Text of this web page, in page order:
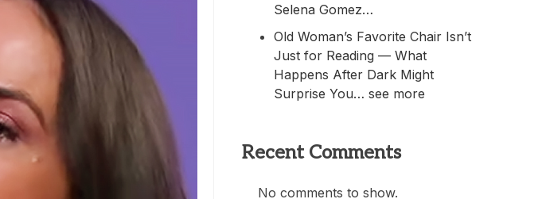
Selena Gomez…
Old Woman’s Favorite Chair Isn’t
Just for Reading — What
Happens After Dark Might
Surprise You… see more
Recent Comments
No comments to show.